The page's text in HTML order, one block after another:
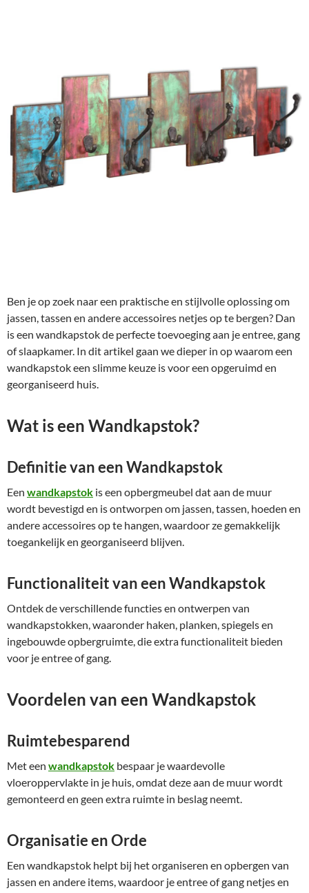
Ben je op zoek naar een praktische en stijlvolle oplossing om
jassen, tassen en andere accessoires netjes op te bergen? Dan
is een wandkapstok de perfecte toevoeging aan je entree, gang
of slaapkamer. In dit artikel gaan we dieper in op waarom een
wandkapstok een slimme keuze is voor een opgeruimd en
georganiseerd huis.
Wat is een Wandkapstok?
Definitie van een Wandkapstok
Een wandkapstok is een opbergmeubel dat aan de muur
wordt bevestigd en is ontworpen om jassen, tassen, hoeden en
andere accessoires op te hangen, waardoor ze gemakkelijk
toegankelijk en georganiseerd blijven.
Functionaliteit van een Wandkapstok
Ontdek de verschillende functies en ontwerpen van
wandkapstokken, waaronder haken, planken, spiegels en
ingebouwde opbergruimte, die extra functionaliteit bieden
voor je entree of gang.
Voordelen van een Wandkapstok
Ruimtebesparend
Met een wandkapstok bespaar je waardevolle
vloeroppervlakte in je huis, omdat deze aan de muur wordt
gemonteerd en geen extra ruimte in beslag neemt.
Organisatie en Orde
Een wandkapstok helpt bij het organiseren en opbergen van
jassen en andere items, waardoor je entree of gang netjes en